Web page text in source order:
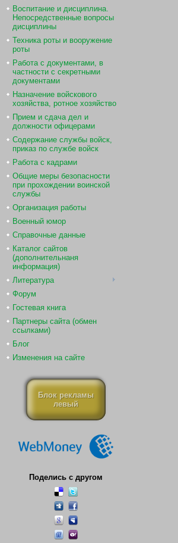
Воспитание и дисциплина.
Непосредственные вопросы
дисциплины
Техника роты и вооружение
роты
Работа с документами, в
частности с секретными
документами
Назначение войскового
хозяйства, ротное хозяйство
Прием и сдача дел и
должности офицерами
Содержание службы войск,
приказ по службе войск
Работа с кадрами
Общие меры безопасности
при прохождении воинской
службы
Организация работы
Военный юмор
Справочные данные
Каталог сайтов
(дополнительнаня
информация)
Литература
Форум
Гостевая книга
Партнеры сайта (обмен
ссылками)
Блог
Изменения на сайте
Блок рекламы
левый
Поделись с другом